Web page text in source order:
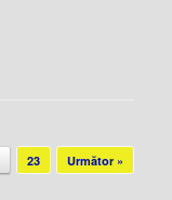
23 Următor »